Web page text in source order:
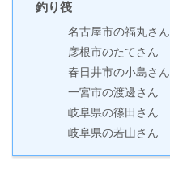
釣り筏
名古屋市の福丸さん
彦根市のたてさん
春日井市の小島さん
一宮市の渡邊さん
岐阜県の篠田さん
岐阜県の若山さん